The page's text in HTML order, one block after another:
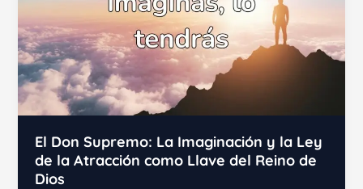
El Don Supremo: La Imaginación y la Ley
de la Atracción como Llave del Reino de
Dios